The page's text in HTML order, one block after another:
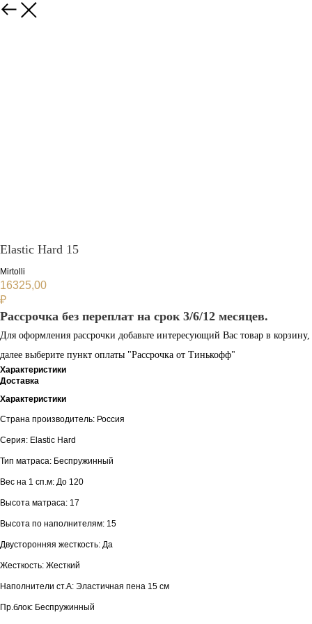
Elastic Hard 15
Mirtolli
16325,00
₽
Рассрочка без переплат на срок 3/6/12 месяцев.
Для оформления рассрочки добавьте интересующий Вас товар в корзину,
далее выберите пункт оплаты "Рассрочка от Тинькофф"
Характеристики
Доставка
Характеристики
Страна производитель: Россия
Серия: Elastic Hard
Тип матраса: Беспружинный
Вес на 1 сп.м: До 120
Высота матраса: 17
Высота по наполнителям: 15
Двусторонняя жесткость: Да
Жесткость: Жесткий
Наполнители ст.А: Эластичная пена 15 см
Пр.блок: Беспружинный